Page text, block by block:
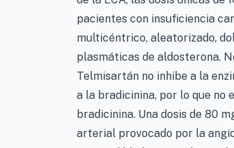
pacientes con insuficiencia
multicéntrico, aleatorizado,
plasmáticas de aldosterona.
Telmisartán no inhibe a la
a la bradicinina, por lo que no
bradicinina. Una dosis de 80
arterial provocado por la